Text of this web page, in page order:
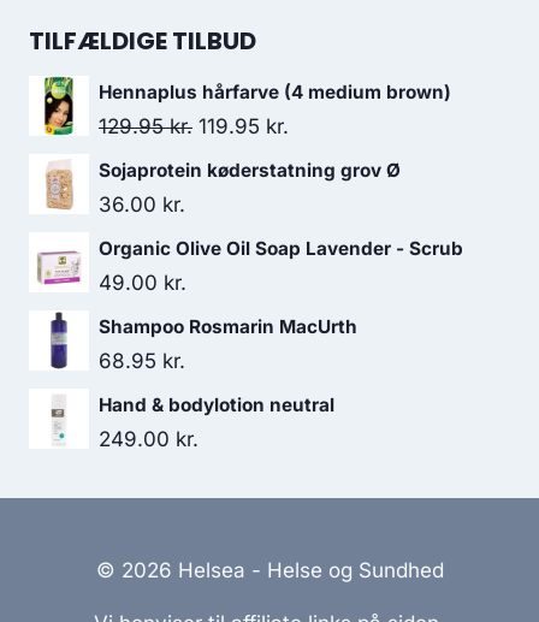
30.00 kr..
pris
138.00 kr..
130.95 kr..
TILFÆLDIGE TILBUD
Hennaplus hårfarve (4 medium brown)
129.95kr. Den
oprindelige
119.95 kr.
aktuelle
Sojaprotein køderstatning grov Ø
36.00 kr.
Organic Olive Oil Soap Lavender - Scrub
49.00 kr.
Shampoo Rosmarin MacUrth
68.95 kr.
Hand & bodylotion neutral
249.00 kr.
© 2026 Helsea - Helse og Sundhed